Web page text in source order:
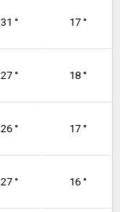
31 ° 17 °
27 ° 18 °
26 ° 17 °
27 ° 16 °